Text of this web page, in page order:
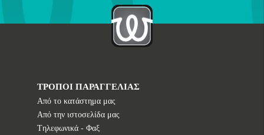
ΤΡΟΠΟΙ ΠΑΡΑΓΓΕΛΙΑΣ
Από το κατάστημα μας
Από την ιστοσελίδα μας
Tηλεφωνικά - Φαξ